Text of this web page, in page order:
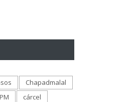
Chapadmalal
cárcel